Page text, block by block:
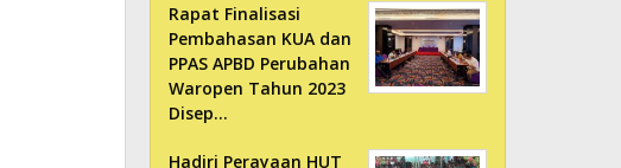
Rapat Finalisasi
Pembahasan KUA dan
PPAS APBD Perubahan
Waropen Tahun 2023
Disep…
Hadiri Perayaan HUT